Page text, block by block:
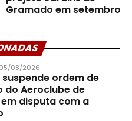
Gramado em setembro
05/08/2026
ordem de
do Aeroclube de
disputa com a